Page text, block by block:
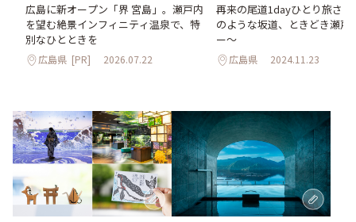
広島に新オープン「界 宮島」。瀬戸内
を望む絶景インフィニティ温泉で、特
別なひとときを
広島県 [PR] 2026.07.22
再来の尾道1dayひとり旅さん
のような坂道、ときどき瀬戸
ー～
広島県 2024.11.23